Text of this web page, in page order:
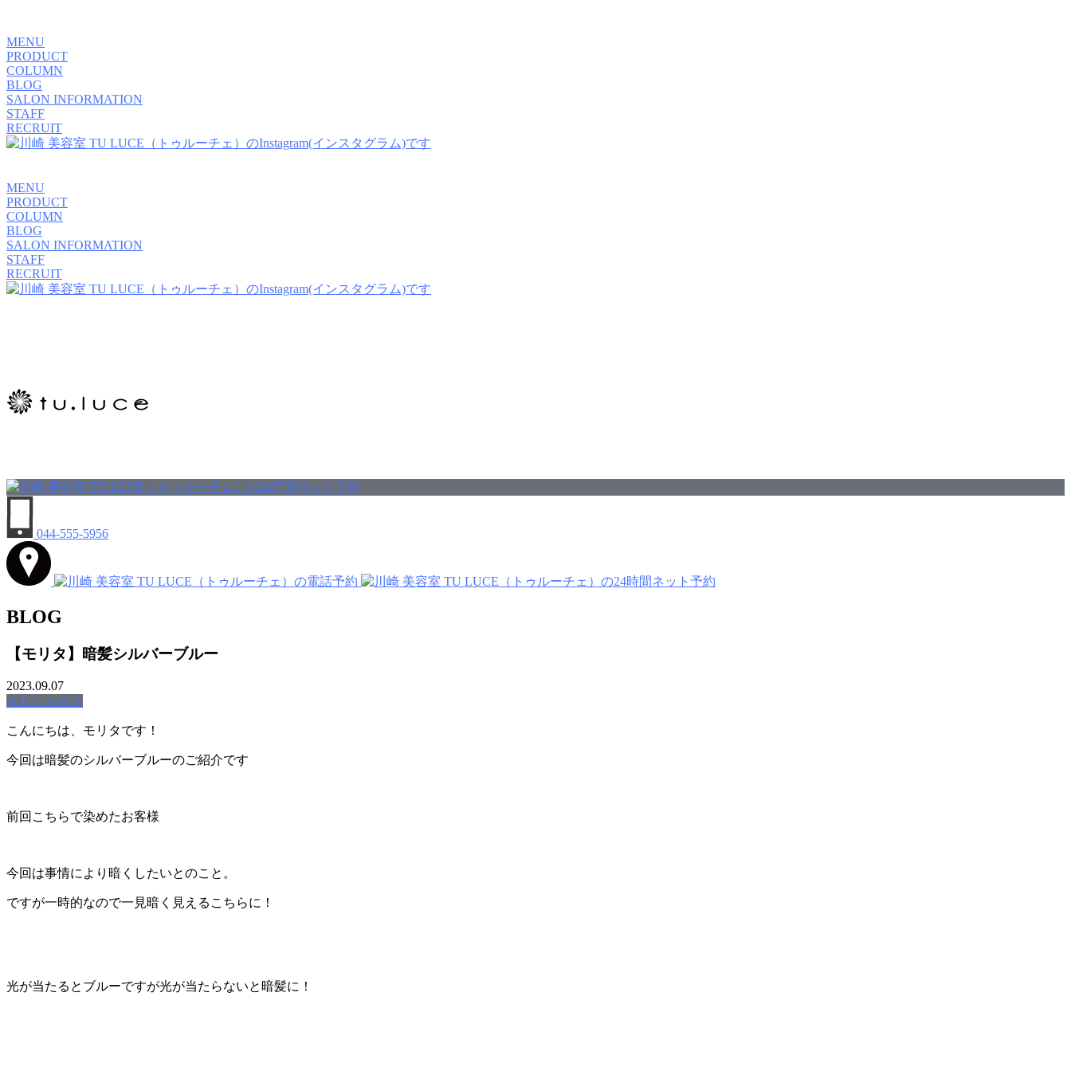
MENU
PRODUCT
COLUMN
BLOG
SALON INFORMATION
STAFF
RECRUIT
MENU
PRODUCT
COLUMN
BLOG
SALON INFORMATION
STAFF
RECRUIT
044-555-5956
BLOG
【モリタ】暗髪シルバーブルー
2023.09.07
≪おしらせ≫
こんにちは、モリタです！
今回は暗髪のシルバーブルーのご紹介です
前回こちらで染めたお客様
今回は事情により暗くしたいとのこと。
ですが一時的なので一見暗く見えるこちらに！
光が当たるとブルーですが光が当たらないと暗髪に！